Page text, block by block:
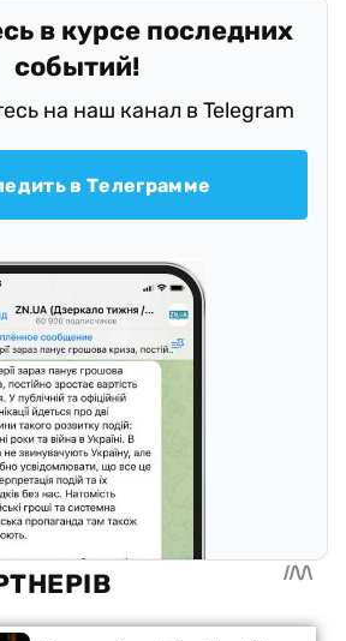
в курсе последних
событий!
на наш канал в Telegram
в Телеграмме